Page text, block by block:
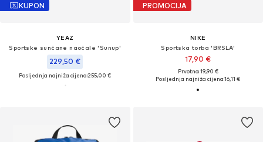
KUPON
YEAZ
Sportske sunčane naočale 'Sunup'
229,50 €
Posljednja najniža cijena:255,00 €
PROMOCIJA
NIKE
Sportska torba 'BRSLA'
17,90 €
Prvotno: 19,90 €
Posljednja najniža cijena:16,11 €